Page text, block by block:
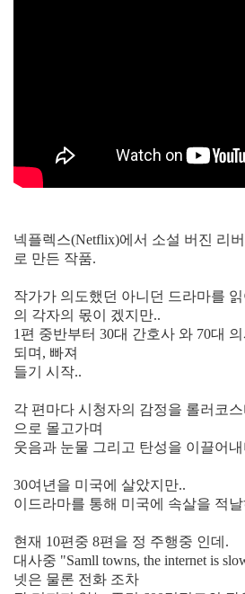
넥플렉스(Netflix)에서 소설 버진 리
로 만든 작품.
작가가 의도했던 아니던 드라마를
의 각자의 몫이 겠지만..
1편 중반부터 30대 간호사 와 70대
되며, 빠져
들기 시작..
각 편마다 시청자의 감정을 롤러코
으로 몰고가며
웃음과 눈물 그리고 탄성을 이끌어
30여년을 미국에 살았지만..
이드라마를 통해 미국에 속살을 적
현재 10편중 8편을 정 주행중 인데.
대사중 "Samll towns, the internet is
넷은 물론 전화 조차